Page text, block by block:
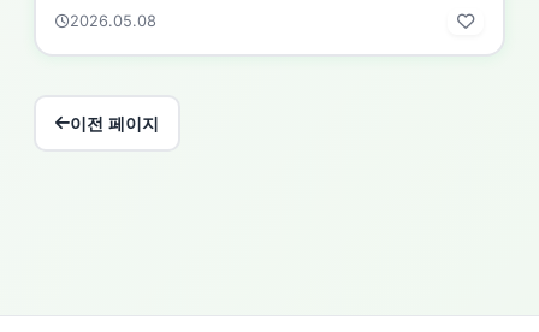
2026.05.08
이전 페이지